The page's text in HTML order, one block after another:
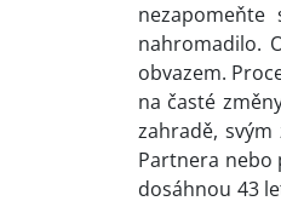
nahromadilo.
obvazem.
na časté
zahradě,
Partnera nebo
dosáhnou 43